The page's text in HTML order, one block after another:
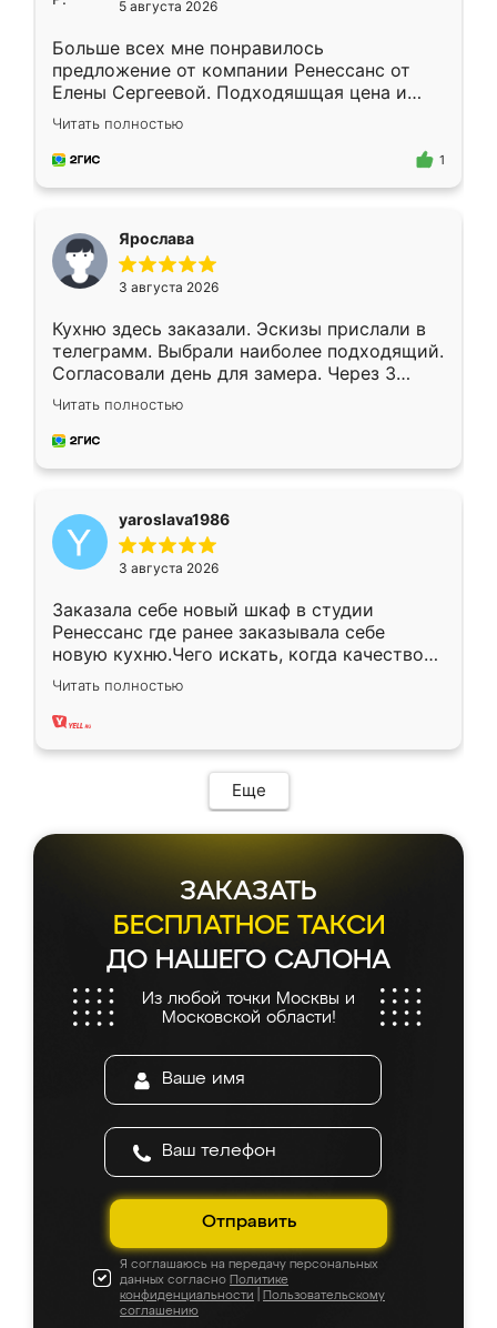
5 августа 2026
Больше всех мне понравилось
предложение от компании Ренессанс от
Елены Сергеевой. Подходяшщая цена и
короткие сроки изготовления. Приехавший
для замера сотрудник Владислав
предложил по моему эскизу самый
Читать полностью
1
Ярослава
3 августа 2026
Кухню здесь заказали. Эскизы прислали в
телеграмм. Выбрали наиболее подходящий.
Согласовали день для замера. Через 3
недели кухня была уже готова. Остались
довольны работой. Спасибо Ренессанс
мебель за качественную работу!
Читать полностью
yaroslava1986
3 августа 2026
Заказала себе новый шкаф в студии
Ренессанс где ранее заказывала себе
новую кухню.Чего искать, когда качеством
вполне довольна. Служит кухня уже почти
два года, нареканий нет.
Читать полностью
Еще
ЗАКАЗАТЬ
БЕСПЛАТНОЕ ТАКСИ
ДО НАШЕГО САЛОНА
Из любой точки Москвы и
Московской области!
Отправить
Я соглашаюсь на передачу персональных
данных согласно Политике
конфиденциальности
Пользовательскому
соглашению